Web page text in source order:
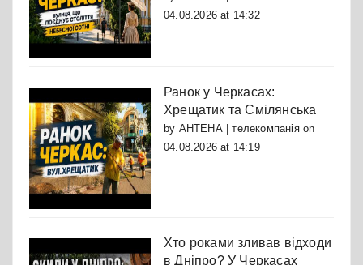
04.08.2026 at 14:32
Ранок у Черкасах:
Хрещатик та Смілянська
by АНТЕНА | телекомпаніяon
04.08.2026 at 14:19
Хто роками зливав відходи
в Дніпро? У Черкасах